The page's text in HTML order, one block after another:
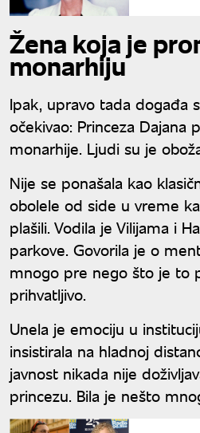
Žena koja je
monarhiju
Ipak, upravo tada događa
očekivao: Princeza Dajana
monarhije. Ljudi su je
Nije se ponašala kao
obolele od side u vreme
plašili. Vodila je Vilijama i
parkove. Govorila je o
mnogo pre nego što je to
prihvatljivo.
Unela je emociju u
insistirala na hladnoj
javnost nikada nije
princezu. Bila je nešto